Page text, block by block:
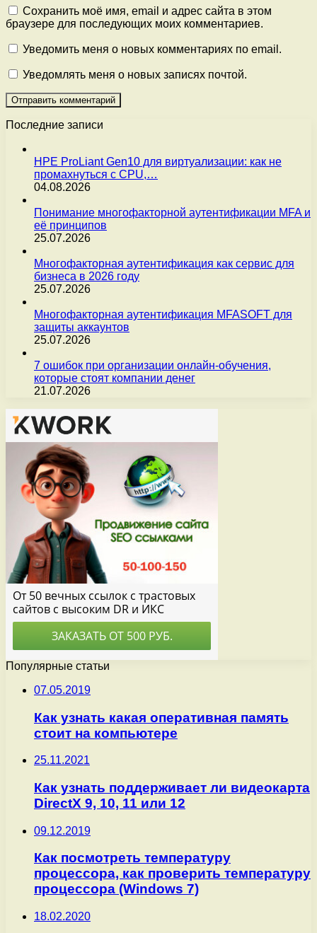
Сохранить моё имя, email и адрес сайта в этом
браузере для последующих моих комментариев.
Уведомить меня о новых комментариях по email.
Уведомлять меня о новых записях почтой.
Последние записи
HPE ProLiant Gen10 для виртуализации: как не
промахнуться с CPU,…
04.08.2026
Понимание многофакторной аутентификации MFA и
её принципов
25.07.2026
Многофакторная аутентификация как сервис для
бизнеса в 2026 году
25.07.2026
Многофакторная аутентификация MFASOFT для
защиты аккаунтов
25.07.2026
7 ошибок при организации онлайн-обучения,
которые стоят компании денег
21.07.2026
Популярные статьи
07.05.2019
Как узнать какая оперативная память
стоит на компьютере
25.11.2021
Как узнать поддерживает ли видеокарта
DirectX 9, 10, 11 или 12
09.12.2019
Как посмотреть температуру
процессора, как проверить температуру
процессора (Windows 7)
18.02.2020